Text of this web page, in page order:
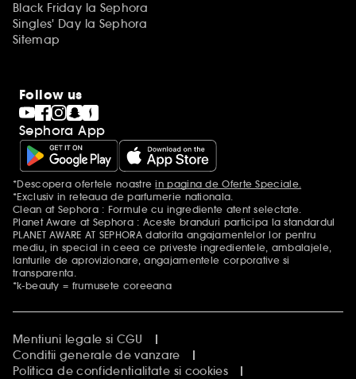
Black Friday la Sephora
Singles' Day la Sephora
Sitemap
Follow us
Sephora App
Mentiuni aditionale
*Descopera ofertele noastrein pagina de Oferte Speciale.
*Exclusiv in reteaua de parfumerie nationala.
Clean at Sephora : Formule cu ingrediente atent selectate.
Planet Aware at Sephora : Aceste branduri participa la standardul
PLANET AWARE AT SEPHORA datorita angajamentelor lor pentru
mediu, in special in ceea ce priveste ingredientele, ambalajele,
lanturile de aprovizionare, angajamentele corporative si
transparenta.
*k-beauty = frumusete coreeana
Mentiuni legale si CGU
Conditii generale de vanzare
Politica de confidentialitate si cookies